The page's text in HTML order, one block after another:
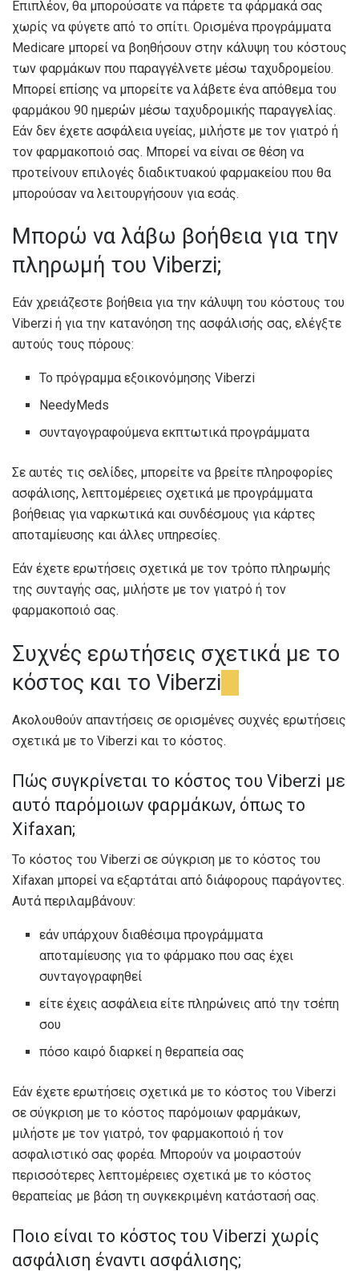
Επιπλέον, θα μπορούσατε να πάρετε τα φάρμακά σας
χωρίς να φύγετε από το σπίτι. Ορισμένα προγράμματα
Medicare μπορεί να βοηθήσουν στην κάλυψη του κόστους
των φαρμάκων που παραγγέλνετε μέσω ταχυδρομείου.
Μπορεί επίσης να μπορείτε να λάβετε ένα απόθεμα του
φαρμάκου 90 ημερών μέσω ταχυδρομικής παραγγελίας.
Εάν δεν έχετε ασφάλεια υγείας, μιλήστε με τον γιατρό ή
τον φαρμακοποιό σας. Μπορεί να είναι σε θέση να
προτείνουν επιλογές διαδικτυακού φαρμακείου που θα
μπορούσαν να λειτουργήσουν για εσάς.
Μπορώ να λάβω βοήθεια για την
πληρωμή του Viberzi;
Εάν χρειάζεστε βοήθεια για την κάλυψη του κόστους του
Viberzi ή για την κατανόηση της ασφάλισής σας, ελέγξτε
αυτούς τους πόρους:
Το πρόγραμμα εξοικονόμησης Viberzi
NeedyMeds
συνταγογραφούμενα εκπτωτικά προγράμματα
Σε αυτές τις σελίδες, μπορείτε να βρείτε πληροφορίες
ασφάλισης, λεπτομέρειες σχετικά με προγράμματα
βοήθειας για ναρκωτικά και συνδέσμους για κάρτες
αποταμίευσης και άλλες υπηρεσίες.
Εάν έχετε ερωτήσεις σχετικά με τον τρόπο πληρωμής
της συνταγής σας, μιλήστε με τον γιατρό ή τον
φαρμακοποιό σας.
Συχνές ερωτήσεις σχετικά με το
κόστος και το Viberzi
Ακολουθούν απαντήσεις σε ορισμένες συχνές ερωτήσεις
σχετικά με το Viberzi και το κόστος.
Πώς συγκρίνεται το κόστος του Viberzi με
αυτό παρόμοιων φαρμάκων, όπως το
Xifaxan;
Το κόστος του Viberzi σε σύγκριση με το κόστος του
Xifaxan μπορεί να εξαρτάται από διάφορους παράγοντες.
Αυτά περιλαμβάνουν:
εάν υπάρχουν διαθέσιμα προγράμματα
αποταμίευσης για το φάρμακο που σας έχει
συνταγογραφηθεί
είτε έχεις ασφάλεια είτε πληρώνεις από την τσέπη
σου
πόσο καιρό διαρκεί η θεραπεία σας
Εάν έχετε ερωτήσεις σχετικά με το κόστος του Viberzi
σε σύγκριση με το κόστος παρόμοιων φαρμάκων,
μιλήστε με τον γιατρό, τον φαρμακοποιό ή τον
ασφαλιστικό σας φορέα. Μπορούν να μοιραστούν
περισσότερες λεπτομέρειες σχετικά με το κόστος
θεραπείας με βάση τη συγκεκριμένη κατάστασή σας.
Ποιο είναι το κόστος του Viberzi χωρίς
ασφάλιση έναντι ασφάλισης;